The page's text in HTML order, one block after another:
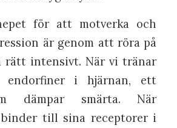
för att motverka och
är genom att röra på
rätt intensivt. När vi tränar
i hjärnan, ett
dämpar smärta. När
binder till sina receptorer i